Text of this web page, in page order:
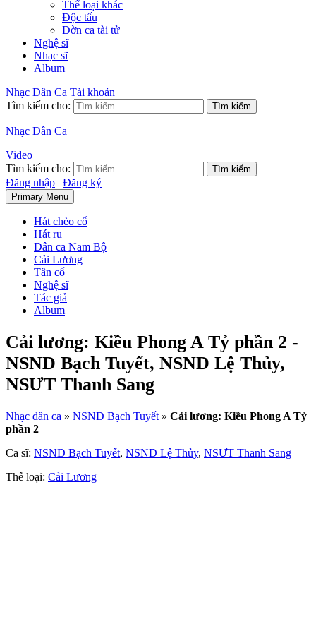
Thể loại khác
Độc tấu
Đờn ca tài tử
Nghệ sĩ
Nhạc sĩ
Album
Nhạc Dân Ca Tài khoản
Tìm kiếm cho:
Nhạc Dân Ca
Video
Tìm kiếm cho:
Đăng nhập | Đăng ký
Primary Menu
Hát chèo cổ
Hát ru
Dân ca Nam Bộ
Cải Lương
Tân cổ
Nghệ sĩ
Tác giả
Album
Cải lương: Kiều Phong A Tỷ phần 2 -
NSND Bạch Tuyết, NSND Lệ Thủy,
NSƯT Thanh Sang
Nhạc dân ca » NSND Bạch Tuyết» Cải lương: Kiều Phong A Tỷ
phần 2
Ca sĩ: NSND Bạch Tuyết, NSND Lệ Thủy, NSƯT Thanh Sang
Thể loại: Cải Lương